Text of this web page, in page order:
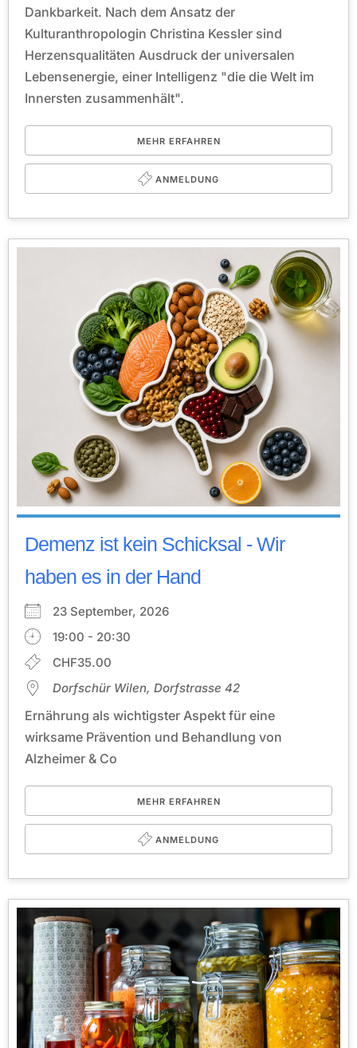
Dankbarkeit. Nach dem Ansatz der
Kulturanthropologin Christina Kessler sind
Herzensqualitäten Ausdruck der universalen
Lebensenergie, einer Intelligenz "die die Welt im
Innersten zusammenhält".
MEHR ERFAHREN
ANMELDUNG
Demenz ist kein Schicksal - Wir
haben es in der Hand
23 September, 2026
19:00 - 20:30
CHF35.00
Dorfschür Wilen, Dorfstrasse 42
Ernährung als wichtigster Aspekt für eine
wirksame Prävention und Behandlung von
Alzheimer & Co
MEHR ERFAHREN
ANMELDUNG